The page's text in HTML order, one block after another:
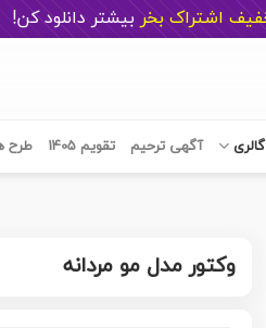
بیشتر دانلود کن!
گالری آگهی ترحیم تقویم 1405 طرح
وکتور مدل مو مردانه